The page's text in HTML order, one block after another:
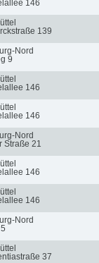
146
139
Nord
9
146
146
Nord
Straße 21
146
146
Nord
37